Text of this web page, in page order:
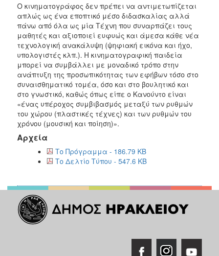
Ο κινηματογράφος δεν πρέπει να αντιμετωπίζεται
απλώς ως ένα εποπτικό μέσο διδασκαλίας αλλά
πάνω από όλα ως μία Τέχνη που συναρπάζει τους
μαθητές και αξιοποιεί ευφυώς και άμεσα κάθε νέα
τεχνολογική ανακάλυψη (ψηφιακή εικόνα και ήχο,
υπολογιστές κλπ.). Η κινηματογραφική παιδεία
μπορεί να συμβάλλει με μοναδικό τρόπο στην
ανάπτυξη της προσωπικότητας των εφήβων τόσο στο
συναισθηματικό τομέα, όσο και στο βουλητικό και
στο γνωστικό, καθώς όπως είπε ο Κανούντο είναι
«ένας υπέροχος συμβιβασμός μεταξύ των ρυθμών
του χώρου (πλαστικές τέχνες) και των ρυθμών του
χρόνου (μουσική και ποίηση)».
Αρχεία
Το Πρόγραμμα - 186.79 KB
Το Δελτίο Τύπου - 547.6 KB